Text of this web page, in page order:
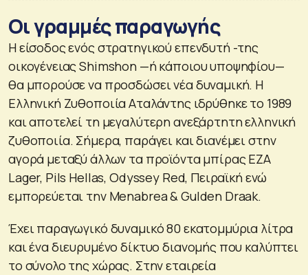
Οι γραμμές παραγωγής
Η είσοδος ενός στρατηγικού επενδυτή -της
οικογένειας Shimshon —ή κάποιου υποψηφίου—
θα μπορούσε να προσδώσει νέα δυναμική. Η
Ελληνική Ζυθοποιία Αταλάντης ιδρύθηκε το 1989
και αποτελεί τη μεγαλύτερη ανεξάρτητη ελληνική
ζυθοποιία. Σήμερα, παράγει και διανέμει στην
αγορά μεταξύ άλλων τα προϊόντα μπίρας ΕΖΑ
Lager, Pils Hellas, Odyssey Red, Πειραϊκή ενώ
εμπορεύεται την Menabrea & Gulden Draak.
Έχει παραγωγικό δυναμικό 80 εκατομμύρια λίτρα
και ένα διευρυμένο δίκτυο διανομής που καλύπτει
το σύνολο της χώρας. Στην εταιρεία